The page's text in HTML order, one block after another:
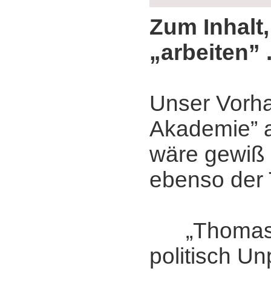
Zum
„arbeiten”
Unser
Akademie”
wäre
ebenso der
politisch